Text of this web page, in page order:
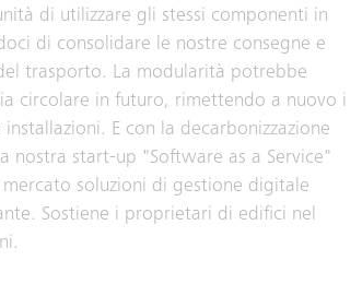
di utilizzare gli stessi componenti in
di consolidare le nostre consegne e
trasporto. La modularità potrebbe
circolare in futuro, rimettendo a nuovo i
E con la decarbonizzazione
start-up "Software as a Service"
mercato soluzioni di gestione digitale
Sostiene i proprietari di edifici nel